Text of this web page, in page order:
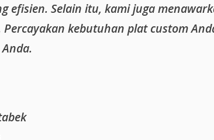
efisien. Selain itu, kami juga
kebutuhan plat custom